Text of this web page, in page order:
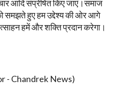
आदि संप्रेषित किए जाएं।समाज
समझते हुए हम उद्देश्य की ओर आगे
हमें और शक्ति प्रदान करेगा।